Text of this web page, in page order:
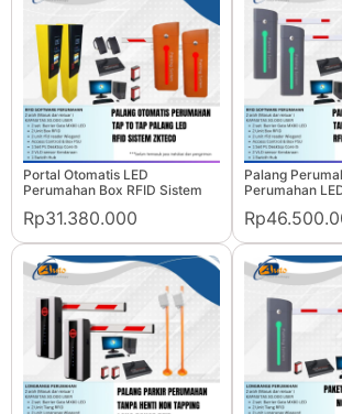
Portal Otomatis LED
Perumahan Box RFID Sistem
Rp31.380.000
Palang
Perumahan